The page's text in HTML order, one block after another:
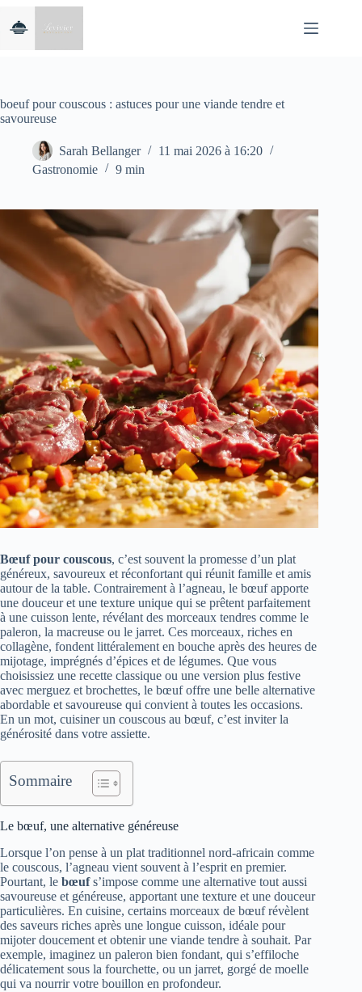
contenu
boeuf pour couscous : astuces pour une viande tendre et
savoureuse
Sarah Bellanger
11 mai 2026 à 16:20
Gastronomie
9 min
Bœuf pour couscous, c’est souvent la promesse d’un plat
généreux, savoureux et réconfortant qui réunit famille et amis
autour de la table. Contrairement à l’agneau, le bœuf apporte
une douceur et une texture unique qui se prêtent parfaitement
à une cuisson lente, révélant des morceaux tendres comme le
paleron, la macreuse ou le jarret. Ces morceaux, riches en
collagène, fondent littéralement en bouche après des heures de
mijotage, imprégnés d’épices et de légumes. Que vous
choisissiez une recette classique ou une version plus festive
avec merguez et brochettes, le bœuf offre une belle alternative
abordable et savoureuse qui convient à toutes les occasions.
En un mot, cuisiner un couscous au bœuf, c’est inviter la
générosité dans votre assiette.
Sommaire
Le bœuf, une alternative généreuse
Lorsque l’on pense à un plat traditionnel nord-africain comme
le couscous, l’agneau vient souvent à l’esprit en premier.
Pourtant, le bœufs’impose comme une alternative tout aussi
savoureuse et généreuse, apportant une texture et une douceur
particulières. En cuisine, certains morceaux de bœuf révèlent
des saveurs riches après une longue cuisson, idéale pour
mijoter doucement et obtenir une viande tendre à souhait. Par
exemple, imaginez un paleron bien fondant, qui s’effiloche
délicatement sous la fourchette, ou un jarret, gorgé de moelle
qui va nourrir votre bouillon en profondeur.